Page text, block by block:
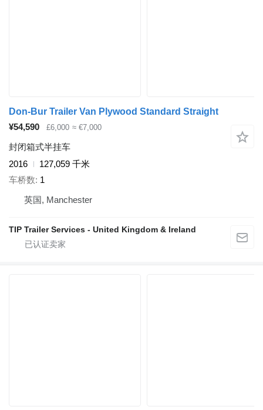
Don-Bur Trailer Van Plywood Standard Straight
¥54,590
£6,000 ≈ €7,000
封闭箱式半挂车
2016
127,059 千米
车桥数 1
英国, Manchester
TIP Trailer Services - United Kingdom & Ireland